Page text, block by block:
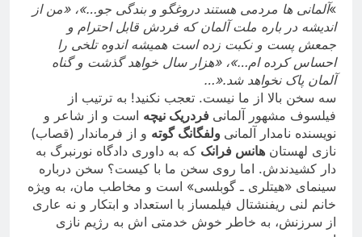
«آلمانی ها مردمی هستند دروغگو و بندگی جو…»، «من از
اندیشه در باره ملت آلمان که فردش قابل احترام و
جمعش پست و نکبت زده است همیشه اندوه تلخی را
احساس کرده ام…»، «هزار سال خواهد گذشت و گناه
آلمان پاک نخواهد شد…».
سه سخن بالا از ما نیست. تعجب نکنید! به ترتیب از
فیلسوف مشهور آلمانی فردریک نیچه است و از شاعر و
نویسنده نامدار آلمانی ولفگانگ گوته و از فرماندار (قصاب)
نازی لهستان هانس فرانک که به داوری دادگاه نورنبرگ به
دار کشیدندش. اما روی سخن ما با کیست؟ سخن درباره
سینمای «هیتلری ـ گوبلسی» است و مخاطب مان، به ویژه
خانم لنی ریفنشتال فیلمساز با استعداد و ابتکار و نه عاری
از سرزنش، به خاطر خوش خدمتی اش به رژیم نازی